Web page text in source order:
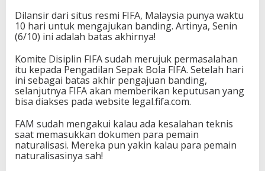
Dilansir dari situs resmi FIFA, Malaysia punya waktu
10 hari untuk mengajukan banding. Artinya, Senin
(6/10) ini adalah batas akhirnya!
Komite Disiplin FIFA sudah merujuk permasalahan
itu kepada Pengadilan Sepak Bola FIFA. Setelah hari
ini sebagai batas akhir pengajuan banding,
selanjutnya FIFA akan memberikan keputusan yang
bisa diakses pada website legal.fifa.com.
FAM sudah mengakui kalau ada kesalahan teknis
saat memasukkan dokumen para pemain
naturalisasi. Mereka pun yakin kalau para pemain
naturalisasinya sah!